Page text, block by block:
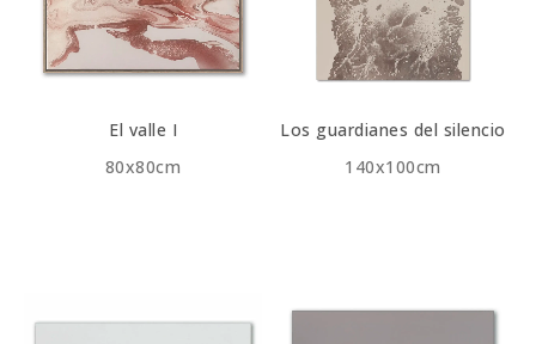
80x80cm
El valle I
140x100cm
Los guardianes del silencio